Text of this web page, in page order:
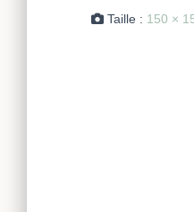
Taille : 150 ×